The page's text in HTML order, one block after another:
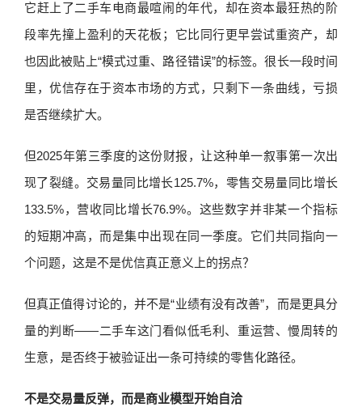
它赶上了二手车电商最喧闹的年代，却在资本最狂热的阶
段率先撞上盈利的天花板；它比同行更早尝试重资产，却
也因此被贴上“模式过重、路径错误”的标签。很长一段时间
里，优信存在于资本市场的方式，只剩下一条曲线，亏损
是否继续扩大。
但2025年第三季度的这份财报，让这种单一叙事第一次出
现了裂缝。交易量同比增长125.7%，零售交易量同比增长
133.5%，营收同比增长76.9%。这些数字并非某一个指标
的短期冲高，而是集中出现在同一季度。它们共同指向一
个问题，这是不是优信真正意义上的拐点？
但真正值得讨论的，并不是“业绩有没有改善”，而是更具分
量的判断——二手车这门看似低毛利、重运营、慢周转的
生意，是否终于被验证出一条可持续的零售化路径。
不是交易量反弹，而是商业模型开始自洽